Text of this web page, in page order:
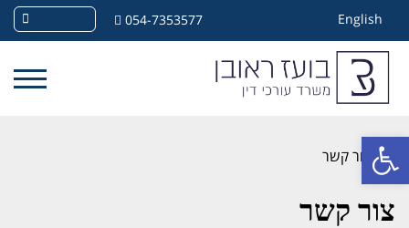
English
054-7353577
» צור קשר
צור קשר
פתח סרגל נגישות